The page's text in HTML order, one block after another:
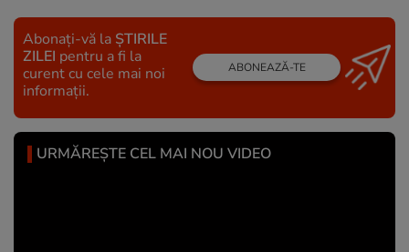
Abonați-vă la ȘTIRILE
ZILEI pentru a fi la
curent cu cele mai noi
informații.
ABONEAZĂ-TE
URMĂREȘTE CEL MAI NOU VIDEO